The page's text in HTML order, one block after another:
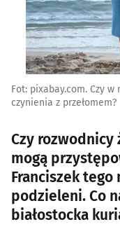
Fot: pixabay.com. Czy
czynienia z przełomem?
Czy rozwodnicy
mogą
Franciszek
podzieleni. Co
białostocka